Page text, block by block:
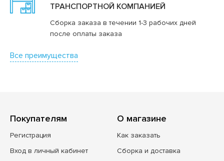
ТРАНСПОРТНОЙ КОМПАНИЕЙ
Сборка заказа в течении 1-3 рабочих дней
после оплаты заказа
Все преимущества
Покупателям
Регистрация
Вход в личный кабинет
О магазине
Как заказать
Сборка и доставка